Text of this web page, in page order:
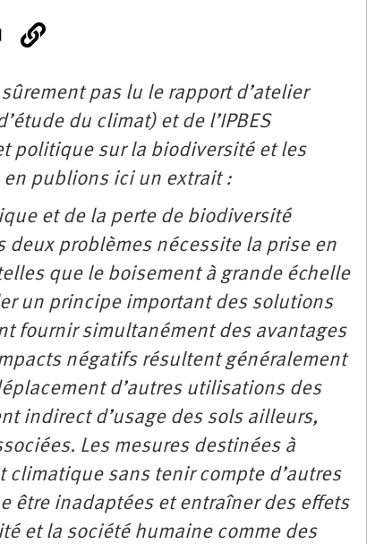
pas lu le rapport d’atelier
du climat) et de l’IPBES
politique sur la biodiversité et les
en publions ici un extrait :
et de la perte de biodiversité
deux problèmes nécessite la prise en
que le boisement à grande échelle
un principe important des solutions
fournir simultanément des avantages
négatifs résultent généralement
d’autres utilisations des
indirect d’usage des sols ailleurs,
Les mesures destinées à
sans tenir compte d’autres
être inadaptées et entraîner des effets
et la société humaine comme des